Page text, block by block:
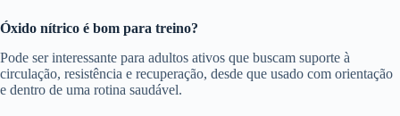
Óxido nítrico é bom para treino?
Pode ser interessante para adultos ativos que buscam suporte à
circulação, resistência e recuperação, desde que usado com orientação
e dentro de uma rotina saudável.